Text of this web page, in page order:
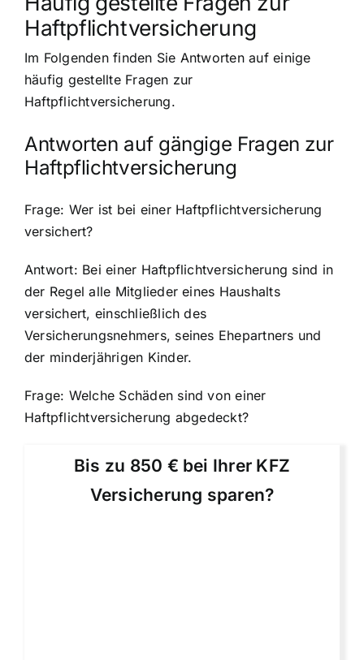
Haftpflichtversicherung
Im Folgenden finden Sie Antworten auf einige
häufig gestellte Fragen zur
Haftpflichtversicherung.
Antworten auf gängige Fragen zur
Haftpflichtversicherung
Frage: Wer ist bei einer Haftpflichtversicherung
versichert?
Antwort: Bei einer Haftpflichtversicherung sind in
der Regel alle Mitglieder eines Haushalts
versichert, einschließlich des
Versicherungsnehmers, seines Ehepartners und
der minderjährigen Kinder.
Frage: Welche Schäden sind von einer
Haftpflichtversicherung abgedeckt?
Bis zu 850 € bei Ihrer KFZ
Versicherung sparen?